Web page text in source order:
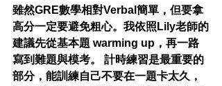
雖然GRE數學相對Verbal簡單，但要拿
高分一定要避免粗心。我依照Lily老師的
建議先從基本題 warming up，再一路
寫到難題與模考。 計時練習是最重要的
部分，能訓練自己不要在一題卡太久，